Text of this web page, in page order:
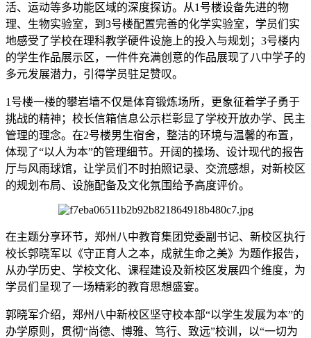
活、运动等多功能区域的深度探访。从1号楼设备先进的物
理、生物实验室，到3号楼配置完善的化学实验室，学员们实
地感受了学校在理科教学硬件设施上的投入与规划；3号楼内
的学生作品展示区，一件件充满创意的作品展现了八中学子的
多元发展潜力，引得学员驻足赞叹。
1号楼一楼的攀岩墙不仅是体育锻炼场所，更象征着学子勇于
挑战的精神；校长信箱信息公示栏彰显了学校开放办学、民主
管理的理念。在2号楼男生宿舍，整洁的环境与温馨的布置，
体现了“以人为本”的管理细节。开阔的操场、设计现代的报告
厅与风雨球馆，让学员们不时拍照记录、交流感想，对新校区
的规划布局、设施配备及文化氛围给予高度评价。
在主题分享环节，郑州八中教育集团党委副书记、新校区执行
校长郭晓军以《守正育人之本，成就生命之美》为题作报告，
从办学历史、学校文化、课程建设及新校区发展四个维度，为
学员们呈现了一场精彩的教育思想盛宴。
郭晓军介绍，郑州八中新校区坚守校本部“以学生发展为本”的
办学原则，贯彻“尚德、博雅、笃行、致远”校训，以“一切为